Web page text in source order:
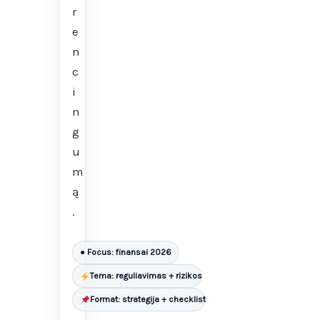
r
e
n
c
i
n
g
u
m
ą
.
● Focus: finansai 2026
Tema: reguliavimas + rizikos
Format: strategija + checklist